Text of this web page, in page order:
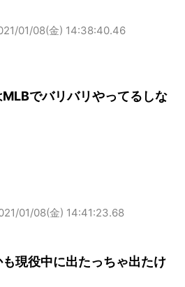
01/08(金) 14:38:40.46
でバリバリやってるしな
01/08(金) 14:41:23.68
現役中に出たっちゃ出たけ